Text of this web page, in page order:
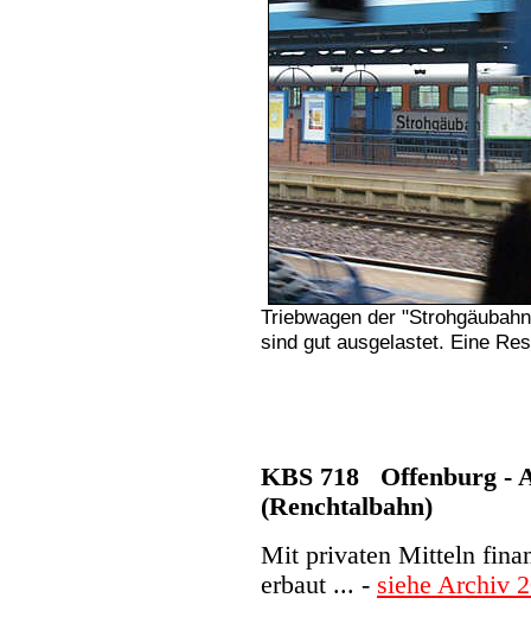
Triebwagen der
sind gut ausgelastet. Eine
KBS 718 Offenburg -
(Renchtalbahn)
Mit privaten Mitteln
erbaut ... - siehe Archiv